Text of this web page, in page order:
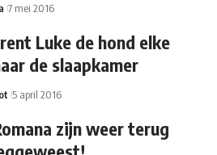
7 mei 2016
Luke de hond elke
de slaapkamer
5 april 2016
zijn weer terug